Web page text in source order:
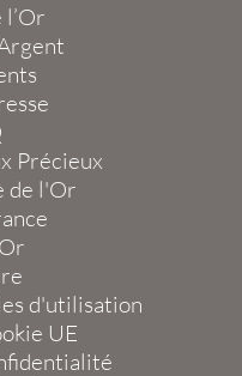
Précieux
de l'Or
d'utilisation
UE